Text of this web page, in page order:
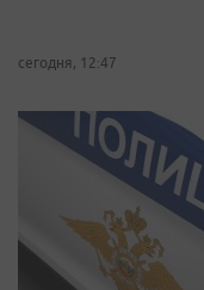
сегодня, 12:47